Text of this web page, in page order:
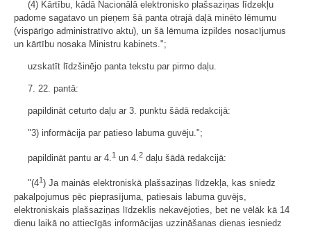
(4) Kārtību, kādā Nacionālā elektronisko plašsaziņas līdzekļu
padome sagatavo un pieņem šā panta otrajā daļā minēto lēmumu
(vispārīgo administratīvo aktu), un šā lēmuma izpildes nosacījumus
un kārtību nosaka Ministru kabinets.";
uzskatīt līdzšinējo panta tekstu par pirmo daļu.
7. 22. pantā:
papildināt ceturto daļu ar 3. punktu šādā redakcijā:
"3) informācija par patieso labuma guvēju.";
papildināt pantu ar 4.1 un 4.2 daļu šādā redakcijā:
"(41 ) Ja mainās elektroniskā plašsaziņas līdzekļa, kas sniedz
pakalpojumus pēc pieprasījuma, patiesais labuma guvējs,
elektroniskais plašsaziņas līdzeklis nekavējoties, bet ne vēlāk kā 14
dienu laikā no attiecīgās informācijas uzzināšanas dienas iesniedz